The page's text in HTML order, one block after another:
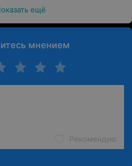
ещё
мнением
Рекомендую